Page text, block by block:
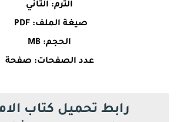
الترم: الثاني
صيغة الملف: PDF
الحجم: MB
عدد الصفحات: صفحة
رابط تحميل كتاب